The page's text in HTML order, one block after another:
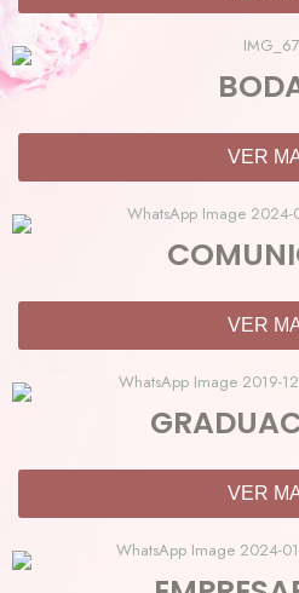
VER
VER
VER